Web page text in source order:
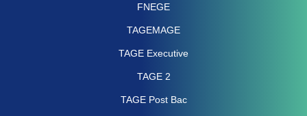
FNEGE
TAGEMAGE
TAGE Executive
TAGE 2
TAGE Post Bac